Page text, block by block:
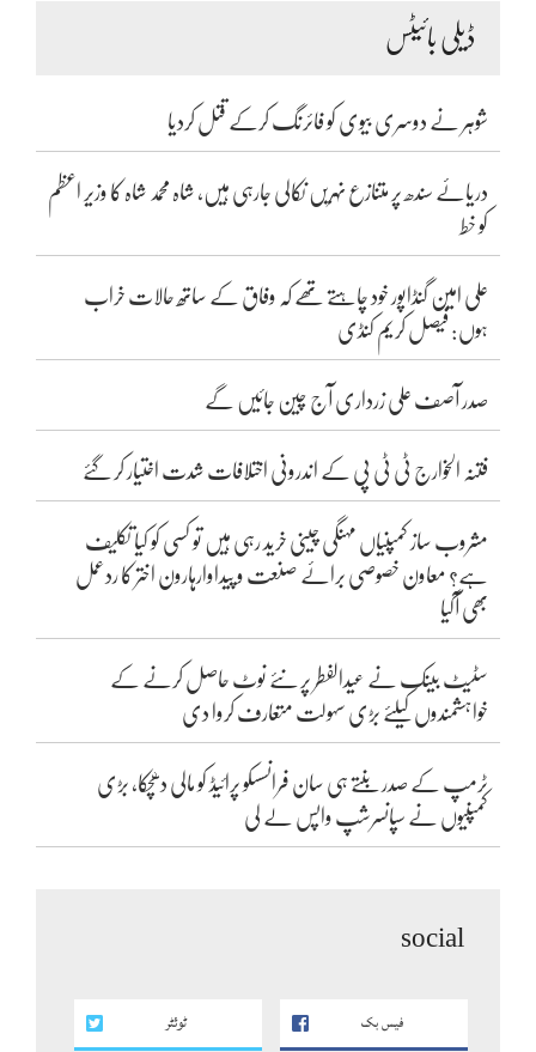
ڈیلی بائیٹس
شوہر نے دوسری بیوی کو فائرنگ کرکے قتل کردیا
دریائے سندھ پر متنازع نہریں نکالی جارہی ہیں، شاہ محمد شاہ کا وزیر اعظم
کو خط
علی امین گنڈاپور خود چاہتے تھے کہ وفاق کے ساتھ حالات خراب
ہوں: فیصل کریم کنڈی
صدر آصف علی زرداری آج چین جائیں گے
فتنہ الخوارج ٹی ٹی پی کے اندرونی اختلافات شدت اختیار کر گئے
مشروب ساز کمپنیاں مہنگی چینی خرید رہی ہیں تو کسی کو کیا تکلیف
ہے؟ معاون خصوصی برائے صنعت و پیداوارہارون اختر کا ردعمل
بھی آگیا
سٹیٹ بینک نے عیدالفطر پر نئے نوٹ حاصل کرنے کے
خواہشمندوں کیلئے بڑی سہولت متعارف کروا دی
ٹرمپ کے صدر بنتے ہی سان فرانسسکو پرائیڈ کو مالی دھچکا، بڑی
کمپنیوں نے سپانسرشپ واپس لے لی
social
فیس بک ٹوئٹر